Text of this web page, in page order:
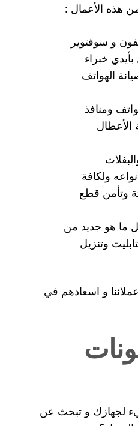
من هذه الأعمال :
و سوفتوير
بأيدي خبراء
الهواتف
ومنافذ
الأعطال
ولكافة
وتأمن قطع
ما هو جديد من
وتنزيل
و اسعادهم في
لجهازك و تبحث عن